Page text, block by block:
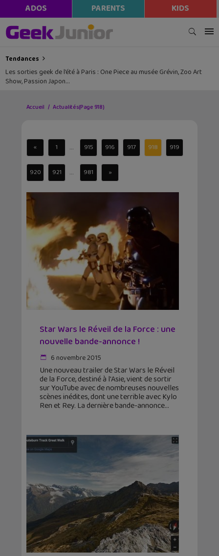
ADOS PARENTS KIDS
Tendances
Les sorties geek de l’été à Paris : One Piece au musée Grévin, Zoo Art
Show, Passion Japon…
Accueil Actualités(Page 918)
« 1 ... 915 916 917 918 919
920 921 ... 981 »
Star Wars le Réveil de la Force : une
nouvelle bande-annonce !
6 novembre 2015
Une nouveau trailer de Star Wars le Réveil
de la Force, destiné à l'Asie, vient de sortir
sur YouTube avec de nombreuses nouvelles
scènes inédites, dont une terrible avec Kylo
Ren et Rey. La dernière bande-annonce